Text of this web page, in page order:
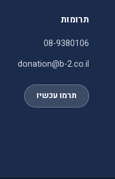
תרומות
08-9380106
donation@b-2.co.il
תרמו עכשיו